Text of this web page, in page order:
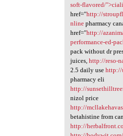
soft-flavored/
href="http://
nlinepharmacy
href="http://
performance-ed-
pack without dr
juices, http://reso-
2.5 daily use http://
pharmacy eli
http://
nizol price
http://
betahistine from
http://